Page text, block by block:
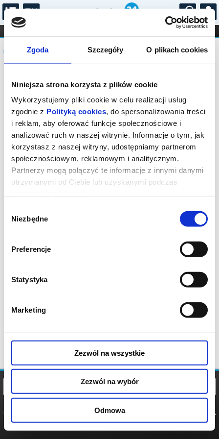
Zgoda Szczegóły O plikach cookies
Niniejsza strona korzysta z plików cookie
Wykorzystujemy pliki cookie w celu realizacji usług
zgodnie z Polityką cookies, do spersonalizowania treści
i reklam, aby oferować funkcje społecznościowe i
analizować ruch w naszej witrynie. Informacje o tym, jak
korzystasz z naszej witryny, udostępniamy partnerom
społecznościowym, reklamowym i analitycznym.
Partnerzy mogą połączyć te informacje z innymi danymi
otrzymanymi od Ciebie lub uzyskanymi podczas
zgody
Niezbędne
Preferencje
Statystyka
Marketing
Zezwól na wszystkie
Zezwól na wybór
Odmowa
...
FILHARMONIA OPERA I BALET
STAND-UP
DLA DZIECI
Komunikat
Sprzedaż biletów on-line na wydarzenie
została zakończona.
POLITYKA
POLITYKA